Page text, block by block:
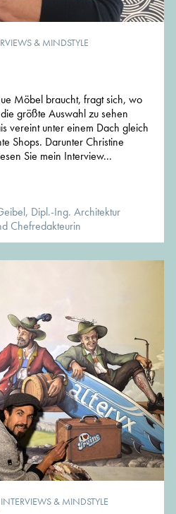
& MINDSTYLE
Möbel braucht, fragt sich, wo
größte Auswahl zu sehen
vereint unter einem Dach gleich
Shops. Darunter Christine
Sie mein Interview...
Dipl.-Ing. Architektur
Chefredakteurin
INTERVIEWS & MINDSTYLE